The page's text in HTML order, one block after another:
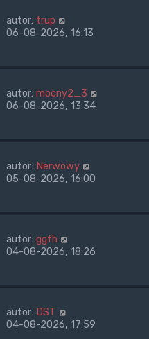
autor: trup
06-08-2026, 16:13
autor: mocny2_3
06-08-2026, 13:34
autor: Nerwowy
05-08-2026, 16:00
autor: ggfh
04-08-2026, 18:26
autor: DST
04-08-2026, 17:59